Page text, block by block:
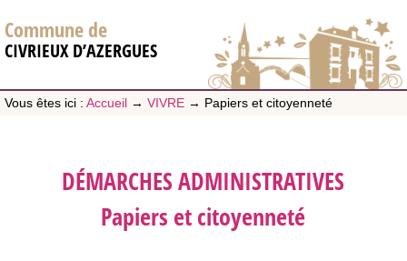
Commune de
CIVRIEUX D’AZERGUES
Vous êtes ici : Accueil → VIVRE → Papiers et citoyenneté
DÉMARCHES ADMINISTRATIVES
Papiers et citoyenneté